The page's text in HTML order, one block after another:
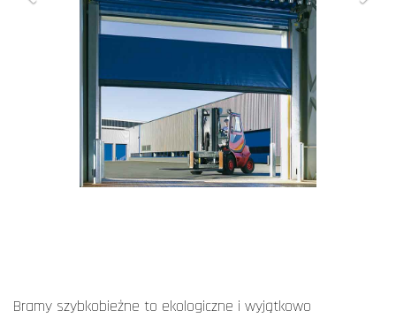
Bramy szybkobieżne to ekologiczne i wyjątkowo